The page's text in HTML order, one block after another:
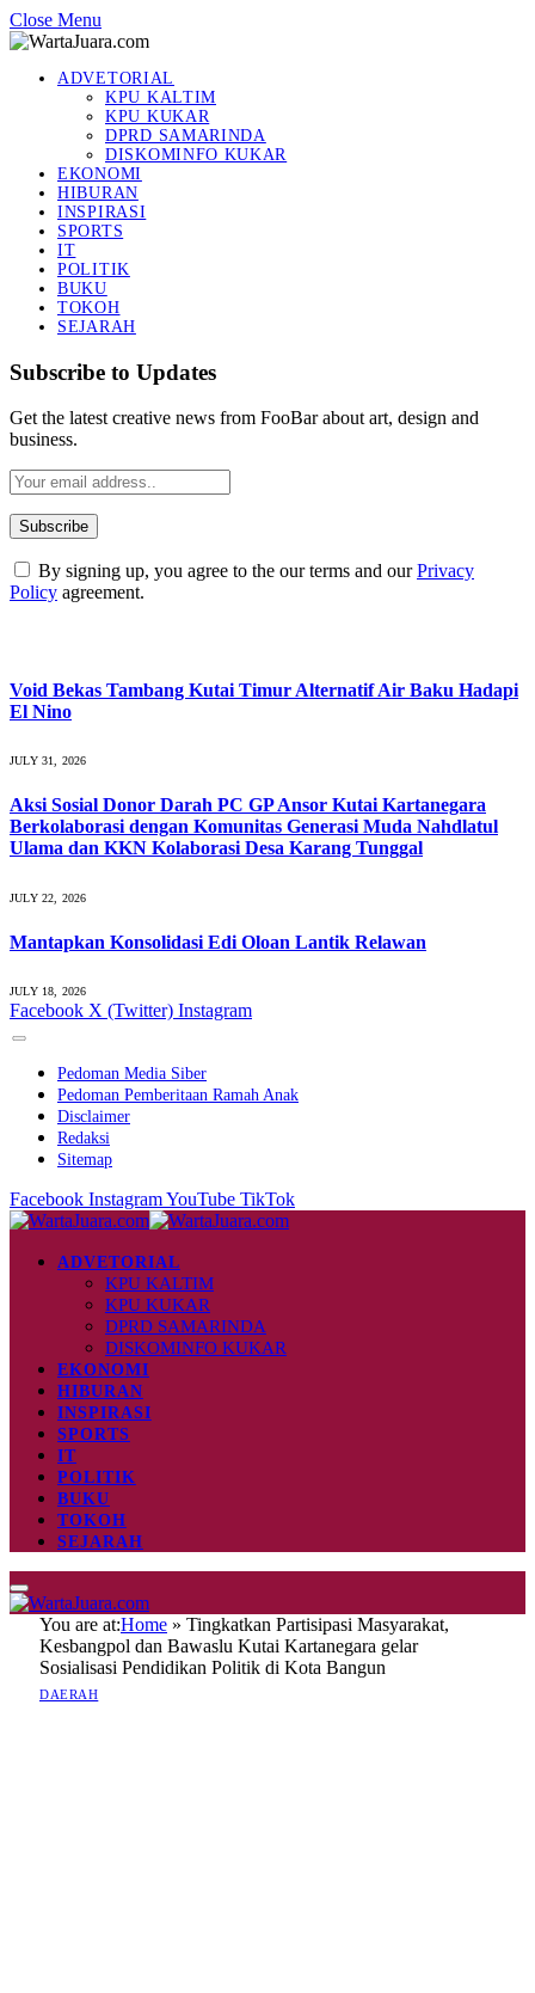
Close Menu
ADVETORIAL
KPU KALTIM
KPU KUKAR
DPRD SAMARINDA
DISKOMINFO KUKAR
EKONOMI
HIBURAN
INSPIRASI
SPORTS
IT
POLITIK
BUKU
TOKOH
SEJARAH
Subscribe to Updates
Get the latest creative news from FooBar about art, design and
business.
By signing up, you agree to the our terms and ourPrivacy
Policy agreement.
Void Bekas Tambang Kutai Timur Alternatif Air Baku Hadapi
El Nino
JULY 31, 2026
Aksi Sosial Donor Darah PC GP Ansor Kutai Kartanegara
Berkolaborasi dengan Komunitas Generasi Muda Nahdlatul
Ulama dan KKN Kolaborasi Desa Karang Tunggal
JULY 22, 2026
Mantapkan Konsolidasi Edi Oloan Lantik Relawan
JULY 18, 2026
Facebook X (Twitter) Instagram
Pedoman Media Siber
Pedoman Pemberitaan Ramah Anak
Disclaimer
Redaksi
Sitemap
Facebook InstagramYouTube TikTok
ADVETORIAL
KPU KALTIM
KPU KUKAR
DPRD SAMARINDA
DISKOMINFO KUKAR
EKONOMI
HIBURAN
INSPIRASI
SPORTS
IT
POLITIK
BUKU
TOKOH
SEJARAH
You are at:Home » Tingkatkan Partisipasi Masyarakat,
Kesbangpol dan Bawaslu Kutai Kartanegara gelar
Sosialisasi Pendidikan Politik di Kota Bangun
DAERAH